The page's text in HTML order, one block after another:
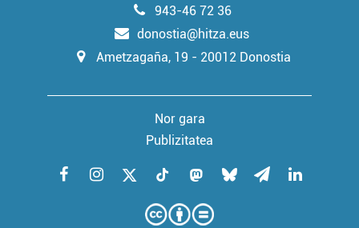
943-46 72 36
donostia@hitza.eus
Ametzagaña, 19 - 20012 Donostia
Nor gara
Publizitatea